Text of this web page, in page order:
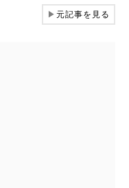
▶元記事を見る